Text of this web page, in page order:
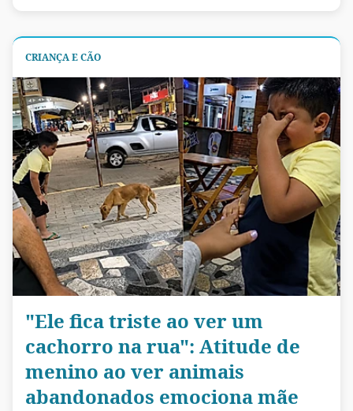
CRIANÇA E CÃO
"Ele fica triste ao ver um
cachorro na rua": Atitude de
menino ao ver animais
abandonados emociona mãe